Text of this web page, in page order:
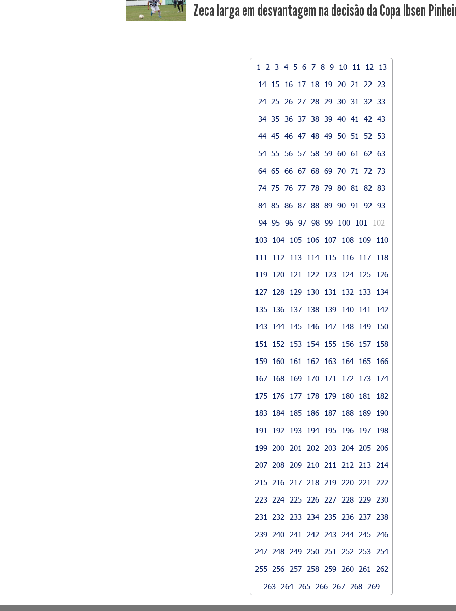
Zeca larga em desvantagem na decisão da Copa Ibsen
1 2 3 4 5 6 7 8 9 10 11 12
13
14
15 16 17 18 19 20 21 22
23
24
25 26 27 28 29 30 31 32
33
34 35 36 37 38 39 40 41 42
43
44 45 46 47 48 49 50 51 52
53
54 55 56 57 58 59 60 61 62
63
64 65 66 67 68 69 70 71 72
73
74 75 76 77 78 79 80 81 82
83
84 85 86 87 88 89 90 91 92
93
94 95 96 97 98 99 100 101
102
103
104 105 106 107 108 109
110
111
112 113 114 115 116 117
118
119
120 121 122 123 124 125
126
127
128 129 130 131 132 133
134
135
136 137 138 139 140 141
142
143
144 145 146 147 148 149
150
151
152 153 154 155 156 157
158
159
160 161 162 163 164 165
166
167
168 169 170 171 172 173
174
175
176 177 178 179 180 181
182
183
184 185 186 187 188 189
190
191
192 193 194 195 196 197
198
199
200 201 202 203 204 205
206
207
208 209 210 211 212 213
214
215
216 217 218 219 220 221
222
223
224 225 226 227 228 229
230
231
232 233 234 235 236 237
238
239
240 241 242 243 244 245
246
247
248 249 250 251 252 253
254
255
256 257 258 259 260 261
262
263
264 265 266 267 268 269